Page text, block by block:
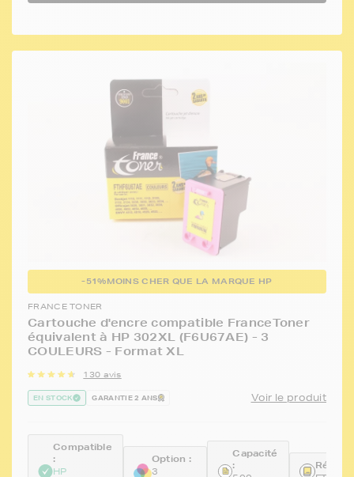
-51%MOINS CHER QUE LA MARQUE HP
FRANCE TONER
Cartouche d'encre compatible FranceToner
équivalent à HP 302XL (F6U67AE) - 3
COULEURS - Format XL
130 avis
EN STOCK GARANTIE 2 ANS Voir le produit
Compatible
:
HP
Option :
3
Capacité
: